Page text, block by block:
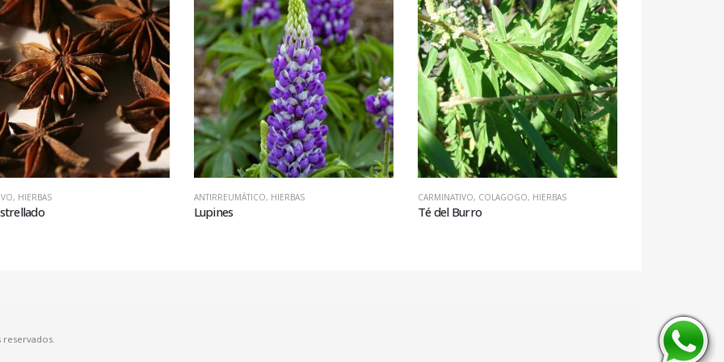
, HIERBAS ANTIRREUMÁTICO, HIERBAS
Lupines
CARMINATIVO, COLAGOGO, HIERBAS
Té del Burro